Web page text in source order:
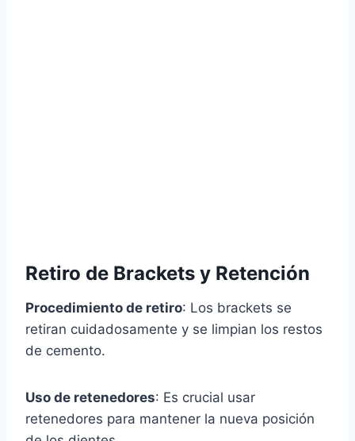
Retiro de Brackets y Retención
Procedimiento de retiro: Los brackets se
retiran cuidadosamente y se limpian los restos
de cemento.
Uso de retenedores: Es crucial usar
retenedores para mantener la nueva posición